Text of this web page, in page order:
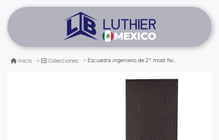
Inicio Colecciones Escuadra ingeniero de 2". mod: faies2